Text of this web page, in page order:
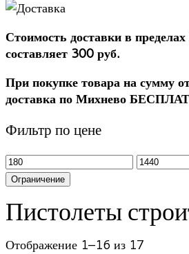
Стоимость доставки в
составляет 300 руб.
При покупке товара на сумму
доставка по Михнево
Фильтр по цене
Ограничение
Пистолеты
Отображение 1–16 из 17